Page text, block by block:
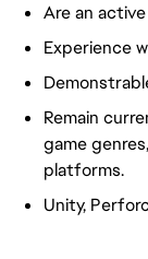
Are an
Experience
Remain
game
platforms.
Unity,